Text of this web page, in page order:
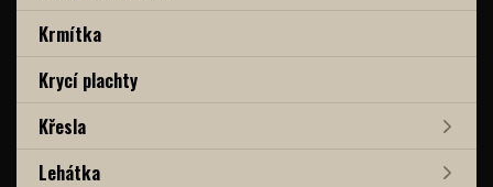
Krmítka
Krycí plachty
Křesla
Lehátka